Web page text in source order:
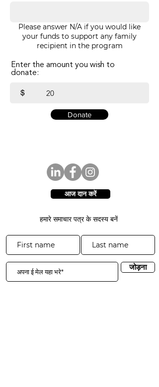
Please answer N/A if you would like
your funds to support any family
recipient in the program
Enter the amount you wish to
donate:
$
Donate
आज दान करें
हमारे समाचार पत्र के सदस्य बनें
जोड़ना